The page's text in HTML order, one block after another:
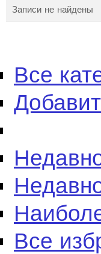
Записи не найдены
Все
Все